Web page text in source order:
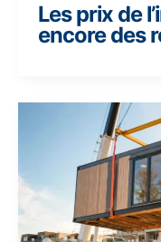
Les prix de
encore des